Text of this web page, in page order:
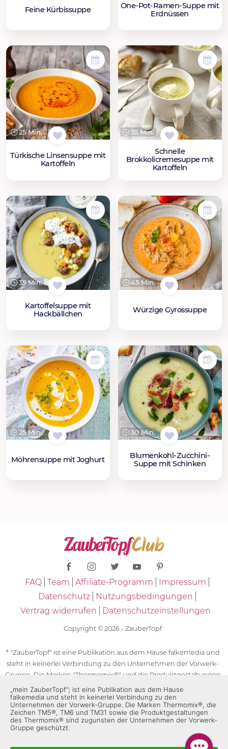
Feine Kürbissuppe
One-Pot-Ramen-Suppe mit
Erdnüssen
25 Min.
Türkische Linsensuppe mit
Kartoffeln
35 Min.
Schnelle
Brokkolicremesuppe mit
Kartoffeln
35 Min.
Kartoffelsuppe mit
Hackbällchen
45 Min.
Würzige Gyrossuppe
25 Min.
Möhrensuppe mit Joghurt
30 Min.
Blumenkohl-Zucchini-
Suppe mit Schinken
FAQ Team Affiliate-Programm
Impressum
Datenschutz
Nutzungsbedingungen
Vertrag widerrufen
Datenschutzeinstellungen
Copyright © 2026 - ZauberTopf
* "ZauberTopf" ist eine Publikation aus dem Hause falkemedia und
steht in keinerlei Verbindung zu den Unternehmen der Vorwerk-
Gruppe. Die Marken "Thermomix®" und die Produktgestaltungen
des "Thermomix®" sind eingetragene Marken der Unternehmen
der Vorwerk-Gruppe. Die Marken Thermomix®, die Zeichen TM5®,
TM6 und TM31 sowie die Produktgestaltungen des Thermomix®
sind zugunsten der Unternehmen der Vorwerk-Gruppe
geschützt. Für die Rezeptangaben in "ZauberTopf" ist
„mein ZauberTopf”; ist eine Publikation aus dem Hause
falkemedia und steht in keinerlei Verbindung zu den
Unternehmen der Vorwerk-Gruppe. Die Marken Thermomix®, die
Zeichen TM5®, TM6 und TM31 sowie die Produktgestaltungen
des Thermomix® sind zugunsten der Unternehmen der Vorwerk-
Gruppe geschützt.